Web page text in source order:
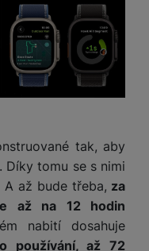
tak, aby
Díky tomu se s nimi
až bude třeba, za
až na 12 hodin
nabití dosahuje
používání, až 72